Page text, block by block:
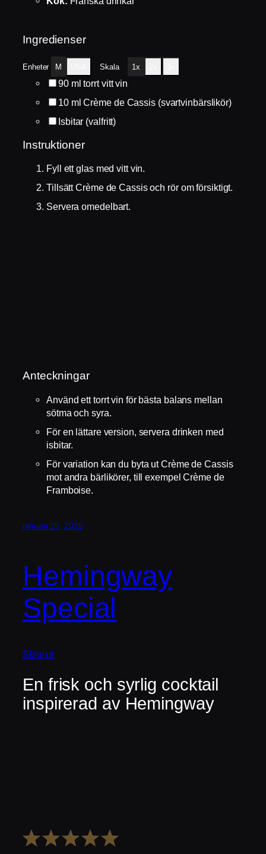
Ingredienser
Enheter M Skala 1x
90 ml torrt vitt vin
10 ml Crème de Cassis (svartvinbärslikör)
Isbitar (valfritt)
Instruktioner
Fyll ett glas med vitt vin.
Tillsätt Crème de Cassis och rör om försiktigt.
Servera omedelbart.
Anteckningar
Använd ett torrt vin för bästa balans mellan
sötma och syra.
För en lättare version, servera drinken med
isbitar.
För variation kan du byta ut Crème de Cassis
mot andra bärlikörer, till exempel Crème de
Framboise.
januari 25, 2025
Hemingway
Special
Skriv ut
En frisk och syrlig cocktail
inspirerad av Hemingway
5
4
Stjärnor
3
Stjärnor
2
Stjärnor
1
Stjärna